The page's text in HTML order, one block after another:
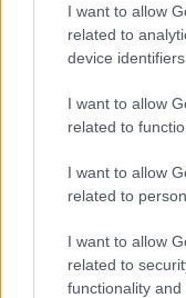
I want to allow
related to
device identifiers
I want to allow
related to
I want to allow
related to
I want to allow
related to
functionality
Το φαραωνικών
Έλον Μασκ